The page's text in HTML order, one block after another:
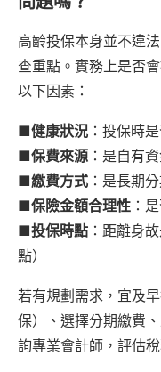
高齡投保本身並不違
查重點。實務上是否
以下因素：
■健康狀況 ：投保時
■保費來源 ：是自有
■繳費方式 ：是長期
■保險金額合理性 ：
■投保時點 ：距離身
點）
若有規劃需求，宜及
保）、選擇分期繳費
詢專業會計師，評估稅